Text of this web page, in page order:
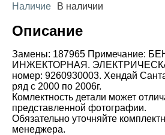
Наличие
В наличии
Описание
Замены: 187965 Примечание:
ИНЖЕКТОРНАЯ.
номер: 9260930003. Хендай
ряд с 2000 по 2006г.
Комлектность детали может
представленной фотографии.
Обязательно уточняйте
менеджера.